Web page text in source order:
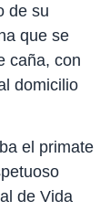
de su
que se
caña, con
domicilio
el primate
de Vida